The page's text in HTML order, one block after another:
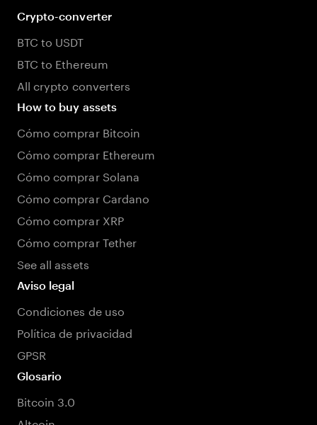
Crypto-converter
BTC to USDT
BTC to Ethereum
All crypto converters
How to buy assets
Cómo comprar Bitcoin
Cómo comprar Ethereum
Cómo comprar Solana
Cómo comprar Cardano
Cómo comprar XRP
Cómo comprar Tether
See all assets
Aviso legal
Condiciones de uso
Política de privacidad
GPSR
Glosario
Bitcoin 3.0